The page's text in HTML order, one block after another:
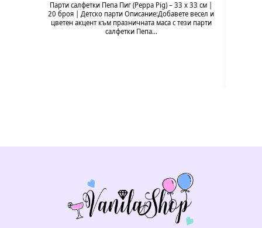
Парти салфетки Пепа Пиг (Peppa Pig) – 33 x 33 см |
20 броя | Детско парти Описание:Добавете весел и
цветен акцент към празничната маса с тези парти
салфетки Пепа…